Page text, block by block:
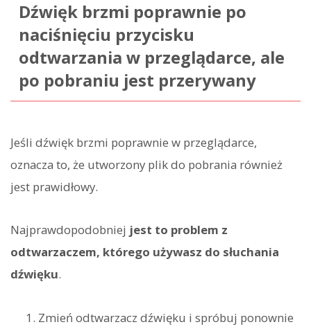
Dźwięk brzmi poprawnie po
naciśnięciu przycisku
odtwarzania w przeglądarce, ale
po pobraniu jest przerywany
Jeśli dźwięk brzmi poprawnie w przeglądarce,
oznacza to, że utworzony plik do pobrania również
jest prawidłowy.
Najprawdopodobniej jest to problem z
odtwarzaczem, którego używasz do słuchania
dźwięku.
Zmień odtwarzacz dźwięku i spróbuj ponownie